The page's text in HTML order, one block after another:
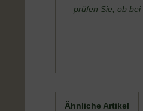
prüfen Sie, ob
Ähnliche Artikel